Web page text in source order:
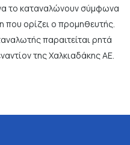
το καταναλώνουν σύμφωνα
που ορίζει ο προμηθευτής.
παραιτείται ρητά
της Χαλκιαδάκης ΑΕ.